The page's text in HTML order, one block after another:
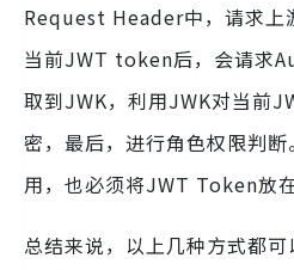
Request Header中，请求上
当前JWT token后，会请求
取到JWK，利用JWK对当前
密，最后，进行角色权限判
用，也必须将JWT Token放
总结来说，以上几种方式都